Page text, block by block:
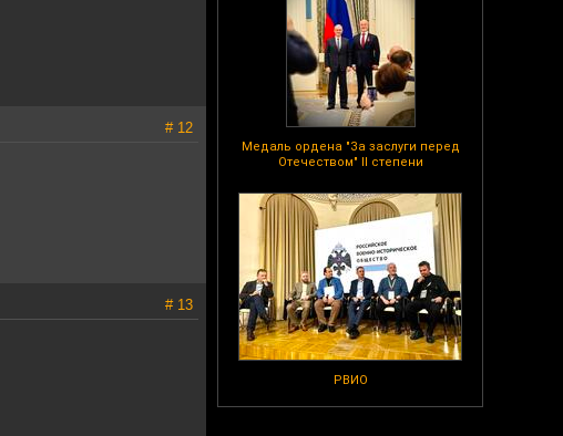
Медаль ордена "За заслуги перед
Отечеством" II степени
РВИО
# 12
# 13